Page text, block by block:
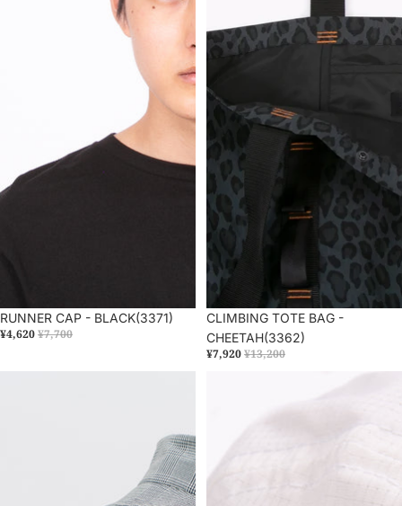
セール
RUNNER CAP - BLACK(3371)
¥4,620¥7,700
セール
CLIMBING TOTE BAG -
CHEETAH(3362)
¥7,920¥13,200